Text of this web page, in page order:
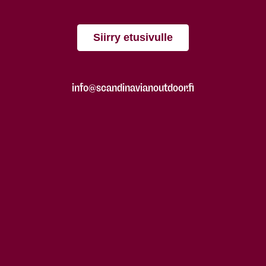
Siirry etusivulle
info@scandinavianoutdoor.fi